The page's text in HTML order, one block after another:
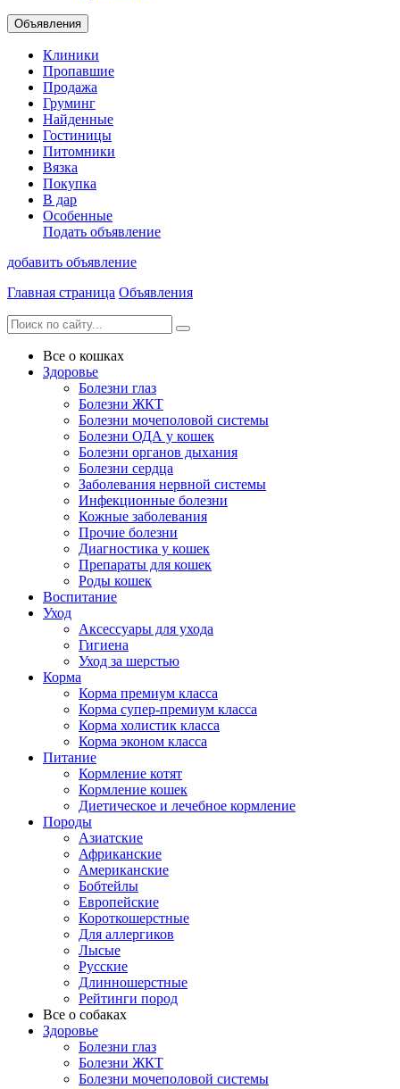
Объявления
Клиники
Пропавшие
Продажа
Груминг
Найденные
Гостиницы
Питомники
Вязка
Покупка
В дар
Особенные
Подать объявление
добавить объявление
Главная страница Объявления
Все о кошках
Здоровье
Болезни глаз
Болезни ЖКТ
Болезни мочеполовой системы
Болезни ОДА у кошек
Болезни органов дыхания
Болезни сердца
Заболевания нервной системы
Инфекционные болезни
Кожные заболевания
Прочие болезни
Диагностика у кошек
Препараты для кошек
Роды кошек
Воспитание
Уход
Аксессуары для ухода
Гигиена
Уход за шерстью
Корма
Корма премиум класса
Корма супер-премиум класса
Корма холистик класса
Корма эконом класса
Питание
Кормление котят
Кормление кошек
Диетическое и лечебное кормление
Породы
Азиатские
Африканские
Американские
Бобтейлы
Европейские
Короткошерстные
Для аллергиков
Лысые
Русские
Длинношерстные
Рейтинги пород
Все о собаках
Здоровье
Болезни глаз
Болезни ЖКТ
Болезни мочеполовой системы